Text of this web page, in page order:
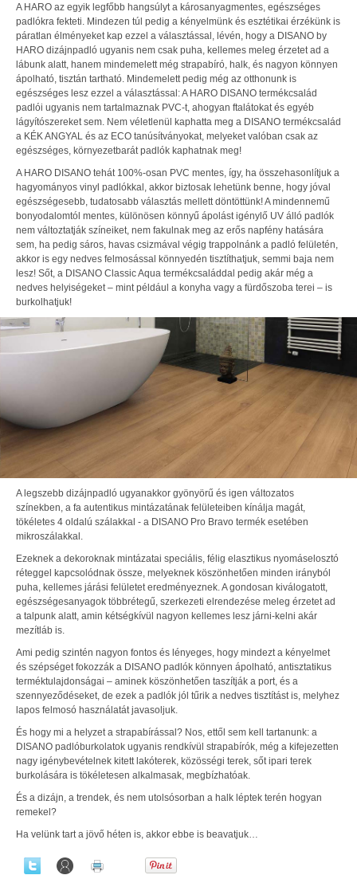
A HARO az egyik legfőbb hangsúlyt a károsanyagmentes, egészséges
padlókra fekteti. Mindezen túl pedig a kényelmünk és esztétikai érzékünk is
páratlan élményeket kap ezzel a választással, lévén, hogy a DISANO by
HARO dizájnpadló ugyanis nem csak puha, kellemes meleg érzetet ad a
lábunk alatt, hanem mindemelett még strapabíró, halk, és nagyon könnyen
ápolható, tisztán tartható. Mindemelett pedig még az otthonunk is
egészséges lesz ezzel a választással: A HARO DISANO termékcsalád
padlói ugyanis nem tartalmaznak PVC-t, ahogyan ftalátokat és egyéb
lágyítószereket sem. Nem véletlenül kaphatta meg a DISANO termékcsalád
a KÉK ANGYAL és az ECO tanúsítványokat, melyeket valóban csak az
egészséges, környezetbarát padlók kaphatnak meg!
A HARO DISANO tehát 100%-osan PVC mentes, így, ha összehasonlítjuk a
hagyományos vinyl padlókkal, akkor biztosak lehetünk benne, hogy jóval
egészségesebb, tudatosabb választás mellett döntöttünk! A mindennemű
bonyodalomtól mentes, különösen könnyű ápolást igénylő UV álló padlók
nem változtatják színeiket, nem fakulnak meg az erős napfény hatására
sem, ha pedig sáros, havas csizmával végig trappolnánk a padló felületén,
akkor is egy nedves felmosással könnyedén tisztíthatjuk, semmi baja nem
lesz! Sőt, a DISANO Classic Aqua termékcsaláddal pedig akár még a
nedves helyiségeket – mint például a konyha vagy a fürdőszoba terei – is
burkolhatjuk!
A legszebb dizájnpadló ugyanakkor gyönyörű és igen változatos
színekben, a fa autentikus mintázatának felületeiben kínálja magát,
tökéletes 4 oldalú szálakkal - a DISANO Pro Bravo termék esetében
mikroszálakkal.
Ezeknek a dekoroknak mintázatai speciális, félig elasztikus nyomáselosztó
réteggel kapcsolódnak össze, melyeknek köszönhetően minden irányból
puha, kellemes járási felületet eredményeznek. A gondosan kiválogatott,
egészségesanyagok többrétegű, szerkezeti elrendezése meleg érzetet ad
a talpunk alatt, amin kétségkívül nagyon kellemes lesz járni-kelni akár
mezítláb is.
Ami pedig szintén nagyon fontos és lényeges, hogy mindezt a kényelmet
és szépséget fokozzák a DISANO padlók könnyen ápolható, antisztatikus
terméktulajdonságai – aminek köszönhetően taszítják a port, és a
szennyeződéseket, de ezek a padlók jól tűrik a nedves tisztítást is, melyhez
lapos felmosó használatát javasoljuk.
És hogy mi a helyzet a strapabírással? Nos, ettől sem kell tartanunk: a
DISANO padlóburkolatok ugyanis rendkívül strapabírók, még a kifejezetten
nagy igénybevételnek kitett lakóterek, közösségi terek, sőt ipari terek
burkolására is tökéletesen alkalmasak, megbízhatóak.
És a dizájn, a trendek, és nem utolsósorban a halk léptek terén hogyan
remekel?
Ha velünk tart a jövő héten is, akkor ebbe is beavatjuk…